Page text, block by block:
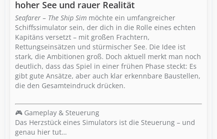
hoher See und rauer Realität
Seafarer – The Ship Sim möchte ein umfangreicher
Schiffssimulator sein, der dich in die Rolle eines echten
Kapitäns versetzt – mit großen Frachtern,
Rettungseinsätzen und stürmischer See. Die Idee ist
stark, die Ambitionen groß. Doch aktuell merkt man noch
deutlich, dass das Spiel in einer frühen Phase steckt: Es
gibt gute Ansätze, aber auch klar erkennbare Baustellen,
die den Gesamteindruck drücken.
🎮 Gameplay & Steuerung
Das Herzstück eines Simulators ist die Steuerung – und
genau hier tut…